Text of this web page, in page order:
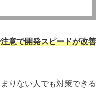
意で開発スピードが改善
りない人でも対策できる